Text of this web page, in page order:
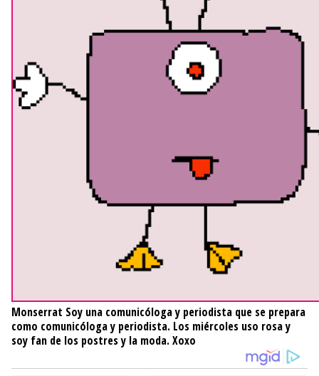
Monserrat Soy una comunicóloga y periodista que se prepara
como comunicóloga y periodista. Los miércoles uso rosa y
soy fan de los postres y la moda. Xoxo